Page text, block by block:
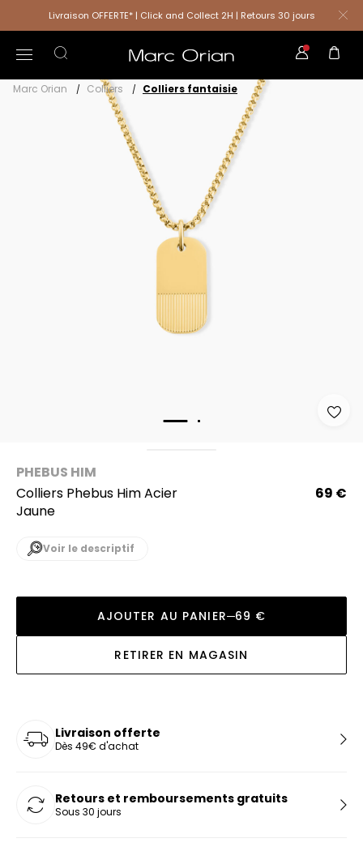
Livraison OFFERTE* | Click and Collect 2H | Retours 30 jours
Marc Orian Colliers Colliers fantaisie
PHEBUS HIM
Colliers Phebus Him Acier
Jaune
69 €
Voir le descriptif
AJOUTER AU PANIER 69 €
RETIRER EN MAGASIN
Livraison offerte
Dès 49€ d'achat
Retours et remboursements gratuits
Sous 30 jours